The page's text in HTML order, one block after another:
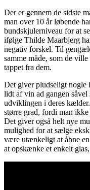
Der er gennem de sidste
man over 10 år løbende
bundskjulerniveau for at
ifølge Thilde Maarbjerg
negativ forskel. Til
samme måde, som de
tappet fra dem.
Det giver pludseligt nogle
lidt af vin ad gangen såvel
udviklingen i deres
større grad, fordi man
Det giver også helt nye
mulighed for at sælge
være utænkeligt at åbne
at opskænke et enkelt